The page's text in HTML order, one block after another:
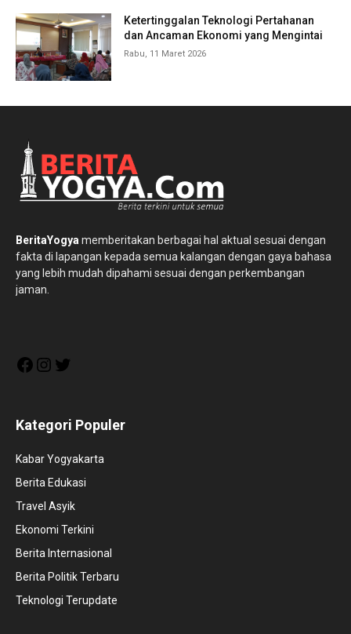
Ketertinggalan Teknologi Pertahanan
dan Ancaman Ekonomi yang Mengintai
Rabu, 11 Maret 2026
BeritaYogya memberitakan berbagai hal aktual sesuai dengan
fakta di lapangan kepada semua kalangan dengan gaya bahasa
yang lebih mudah dipahami sesuai dengan perkembangan
jaman.
FacebookInstagram
Kategori Populer
Kabar Yogyakarta
Berita Edukasi
Travel Asyik
Ekonomi Terkini
Berita Internasional
Berita Politik Terbaru
Teknologi Terupdate